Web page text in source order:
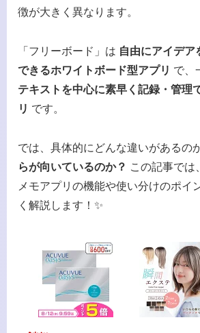
徴が大きく異なります。
「フリーボード」は 自由にアイデア
できるホワイトボード型アプリ で、
テキストを中心に素早く記録・管理
リ です。
では、具体的にどんな違いがあるの
らが向いているのか？ この記事では
メモアプリの機能や使い分けのポイ
く解説します！✨